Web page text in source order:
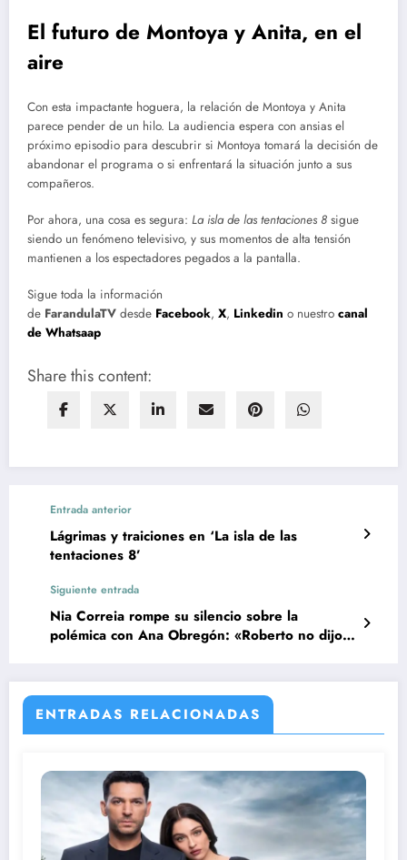
El futuro de Montoya y Anita, en el
aire
Con esta impactante hoguera, la relación de Montoya y Anita
parece pender de un hilo. La audiencia espera con ansias el
próximo episodio para descubrir si Montoya tomará la decisión de
abandonar el programa o si enfrentará la situación junto a sus
compañeros.
Por ahora, una cosa es segura: La isla de las tentaciones 8 sigue
siendo un fenómeno televisivo, y sus momentos de alta tensión
mantienen a los espectadores pegados a la pantalla.
Sigue toda la información
de FarandulaTV desde Facebook, X, Linkedin o nuestro canal
de Whatsaap
Share this content:
Entrada anterior
Lágrimas y traiciones en ‘La isla de las
tentaciones 8’
Siguiente entrada
Nia Correia rompe su silencio sobre la
polémica con Ana Obregón: «Roberto no dijo
ENTRADAS RELACIONADAS